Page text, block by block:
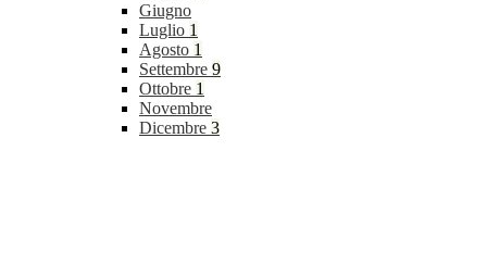
Giugno
Luglio 1
Agosto 1
Settembre 9
Ottobre 1
Novembre
Dicembre 3